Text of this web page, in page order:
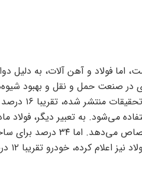
اما فولاد و آهن آلات، به دلیل
در صنعت حمل و نقل و بهبود
گاز‌های
می‌شود. به تعبیر دیگر، فولاد
حدود ۶۵ درصد وزن متوسط آن را به